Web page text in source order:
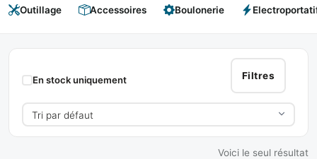
Outillage Accessoires Boulonerie
EXPERT
Filtres
En stock uniquement
Voici le seul résultat